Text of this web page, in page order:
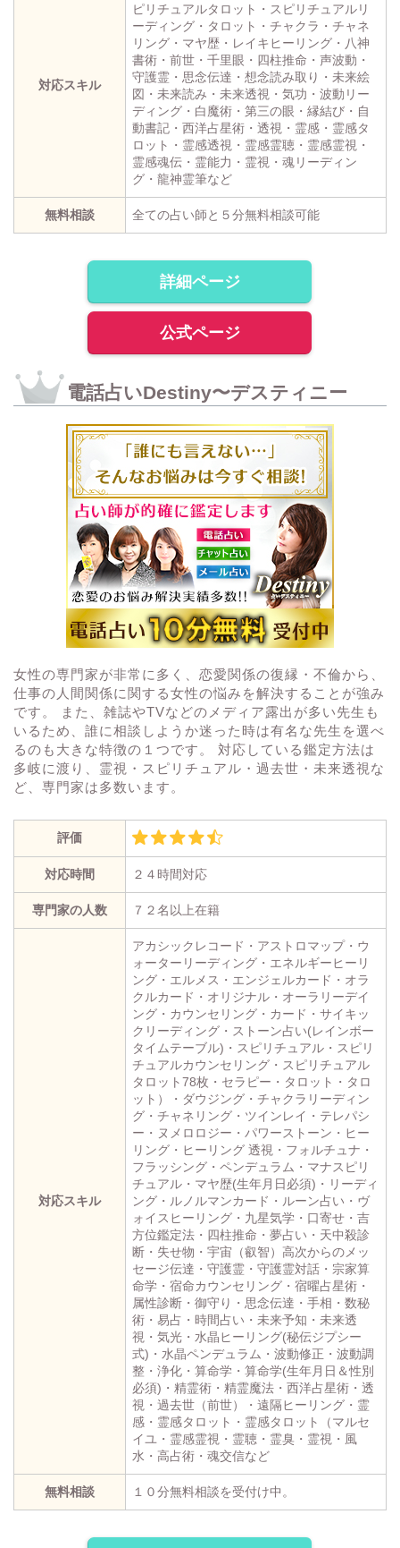
対応スキル
ピリチュアルタロット・スピリチュアルリ
ーディング・タロット・チャクラ・チャネ
リング・マヤ歴・レイキヒーリング・八神
書術・前世・千里眼・四柱推命・声波動・
守護霊・思念伝達・想念読み取り・未来絵
図・未来読み・未来透視・気功・波動リー
ディング・白魔術・第三の眼・縁結び・自
動書記・西洋占星術・透視・霊感・霊感タ
ロット・霊感透視・霊感霊聴・霊感霊視・
霊感魂伝・霊能力・霊視・魂リーディン
グ・龍神霊筆など
無料相談 全ての占い師と５分無料相談可能
詳細ページ
公式ページ
電話占いDestiny〜デスティニー
女性の専門家が非常に多く、恋愛関係の復縁・不倫から、
仕事の人間関係に関する女性の悩みを解決することが強み
です。 また、雑誌やTVなどのメディア露出が多い先生も
いるため、誰に相談しようか迷った時は有名な先生を選べ
るのも大きな特徴の１つです。 対応している鑑定方法は
多岐に渡り、霊視・スピリチュアル・過去世・未来透視な
ど、専門家は多数います。
評価
対応時間 ２４時間対応
専門家の人数 ７２名以上在籍
対応スキル
アカシックレコード・アストロマップ・ウ
ォーターリーディング・エネルギーヒーリ
ング・エルメス・エンジェルカード・オラ
クルカード・オリジナル・オーラリーデイ
ング・カウンセリング・カード・サイキッ
クリーディング・ストーン占い(レインボー
タイムテーブル)・スピリチュアル・スピリ
チュアルカウンセリング・スピリチュアル
タロット78枚・セラピー・タロット・タロ
ット）・ダウジング・チャクラリーディン
グ・チャネリング・ツインレイ・テレパシ
ー・ヌメロロジー・パワーストーン・ヒー
リング・ヒーリング 透視・フォルチュナ・
フラッシング・ペンデュラム・マナスピリ
チュアル・マヤ歴(生年月日必須)・リーディ
ング・ルノルマンカード・ルーン占い・ヴ
ォイスヒーリング・九星気学・口寄せ・吉
方位鑑定法・四柱推命・夢占い・天中殺診
断・失せ物・宇宙（叡智）高次からのメッ
セージ伝達・守護霊・守護霊対話・宗家算
命学・宿命カウンセリング・宿曜占星術・
属性診断・御守り・思念伝達・手相・数秘
術・易占・時間占い・未来予知・未来透
視・気光・水晶ヒーリング(秘伝ジプシー
式)・水晶ペンデュラム・波動修正・波動調
整・浄化・算命学・算命学(生年月日＆性別
必須)・精霊術・精霊魔法・西洋占星術・透
視・過去世（前世）・遠隔ヒーリング・霊
感・霊感タロット・霊感タロット（マルセ
イユ・霊感霊視・霊聴・霊臭・霊視・風
水・高占術・魂交信など
無料相談 １０分無料相談を受付け中。